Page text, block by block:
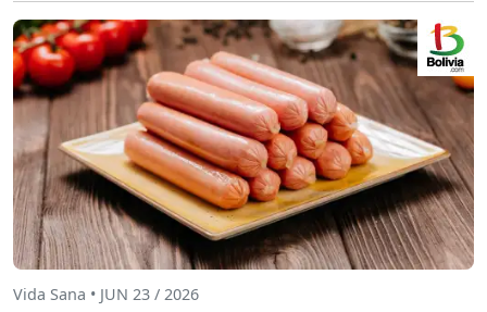
Vida Sana • JUN 23 / 2026